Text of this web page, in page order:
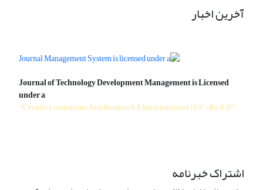
آخرین اخبار
Journal of Technology Development Management is Licensed
under a
"Creative commons Attribution 4.0 International (CC-By 4.0)"
اشتراک خبرنامه